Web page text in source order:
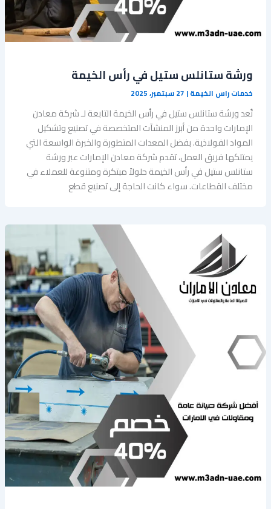
‏ورشة ستانلس ستيل في رأس الخيمة
خدمات راس الخيمة| 27 سبتمبر، 2025
تُعد ‏ورشة ستانلس ستيل في رأس الخيمة التابعة لـ شركة معادن
الإمارات واحدة من أبرز المنشآت المتخصصة في تصنيع وتشكيل
المواد الفولاذية. بفضل المعدات المتطورة والخبرة الواسعة التي
يمتلكها فريق العمل، تقدم شركة معادن الإمارات عبر ورشة
ستانلس ستيل في رأس الخيمة حلولاً مبتكرة ومتنوعة للعملاء في
مختلف القطاعات. سواء كانت الحاجة إلى تصنيع قطع